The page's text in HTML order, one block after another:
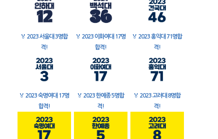
🏅 2023 서울대 3명합
격!
🏅 2023 이화여대 17명
합격!
🏅 2023 홍익대 71명합
격!
🏅 2023 숙명여대 17명
합격!
🏅 2023 한예종 5명합
격!
🏅 2023 고려대 8명합
격!